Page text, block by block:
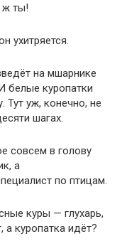
ж ты!
ухитряется.
на мшарнике
белые куропатки
Тут уж, конечно, не
шагах.
совсем в голову
а
по птицам.
куры — глухарь,
а куропатка идёт?